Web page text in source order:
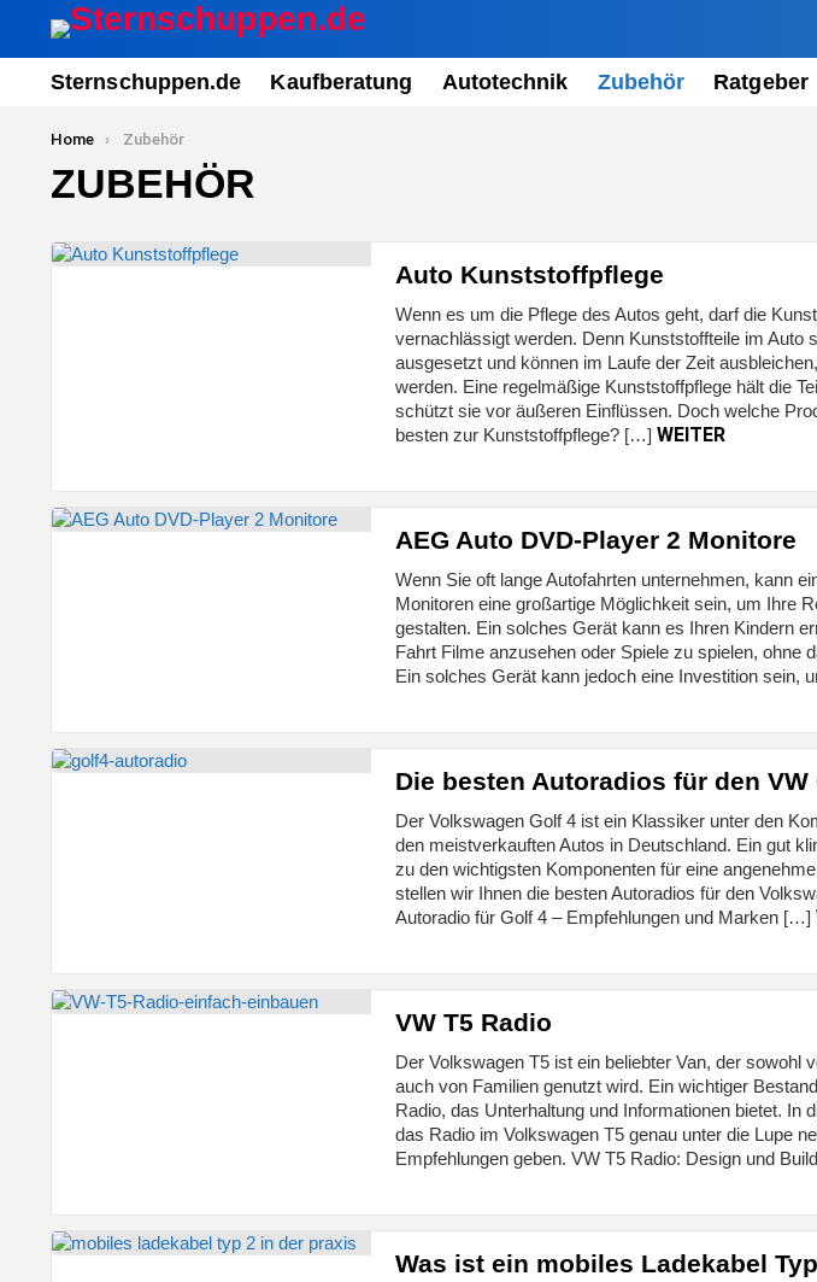
Sternschuppen.de Kaufberatung Autotechnik Zubehör Ratgeber
You are here:
Home Zubehör
ZUBEHÖR
MORE
Auto Kunststoffpflege
Wenn es um die Pflege des Autos geht, darf die
vernachlässigt werden. Denn Kunststoffteile im Auto
ausgesetzt und können im Laufe der Zeit
werden. Eine regelmäßige Kunststoffpflege hält die
schützt sie vor äußeren Einflüssen. Doch welche
besten zur Kunststoffpflege? […] WEITER
AEG Auto DVD-Player 2 Monitore
Wenn Sie oft lange Autofahrten unternehmen, kann
Monitoren eine großartige Möglichkeit sein, um Ihre
gestalten. Ein solches Gerät kann es Ihren Kindern
Fahrt Filme anzusehen oder Spiele zu spielen, ohne
Ein solches Gerät kann jedoch eine Investition sein,
Die besten Autoradios für den VW
Der Volkswagen Golf 4 ist ein Klassiker unter den
den meistverkauften Autos in Deutschland. Ein gut
zu den wichtigsten Komponenten für eine
stellen wir Ihnen die besten Autoradios für den
Autoradio für Golf 4 – Empfehlungen und Marken […]
VW T5 Radio
Der Volkswagen T5 ist ein beliebter Van, der sowohl
auch von Familien genutzt wird. Ein wichtiger
Radio, das Unterhaltung und Informationen bietet. In
das Radio im Volkswagen T5 genau unter die Lupe
Empfehlungen geben. VW T5 Radio: Design und
Was ist ein mobiles Ladekabel